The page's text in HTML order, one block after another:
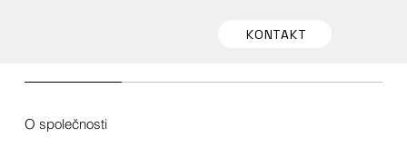
KONTAKT
O společnosti